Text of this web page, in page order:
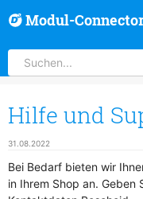
Modul-
Hilfe und
31.08.2022
Bei Bedarf bieten wir
in Ihrem Shop an.